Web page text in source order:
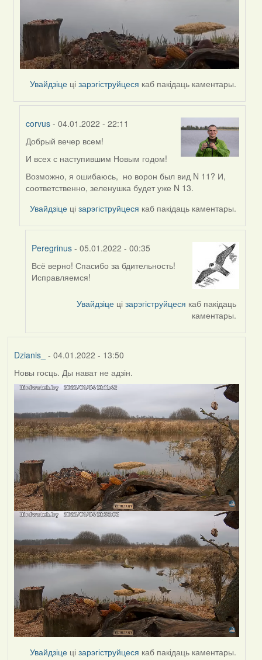
Увайдзіце цізарэгіструйцеся каб пакідаць каментары.
corvus - 04.01.2022 - 22:11
In
reply
by
Peregrinus
Добрый вечер всем!
И всех с наступившим Новым годом!
Возможно, я ошибаюсь, но ворон был вид N 11? И,
соответственно, зеленушка будет уже N 13.
Увайдзіце цізарэгіструйцеся каб пакідаць каментары.
Peregrinus- 05.01.2022 - 00:35
In
reply
Всё верно! Спасибо за бдительность!
Исправляемся!
Увайдзіце цізарэгіструйцеся каб пакідаць
каментары.
Dzianis_ - 04.01.2022 - 13:50
Новы госць. Ды нават не адзін.
Увайдзіце цізарэгіструйцеся каб пакідаць каментары.